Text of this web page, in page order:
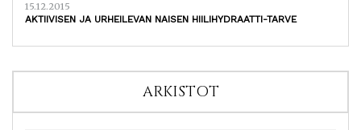
15.12.2015
AKTIIVISEN JA URHEILEVAN NAISEN HIILIHYDRAATTI-TARVE
ARKISTOT